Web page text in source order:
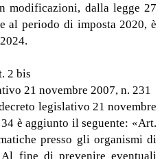
modificazioni, dalla legge 27
al periodo di imposta 2020, è
2 bis
21 novembre 2007, n. 231
legislativo 21 novembre
è aggiunto il seguente: «Art.
presso gli organismi di
Al fine di prevenire eventuali